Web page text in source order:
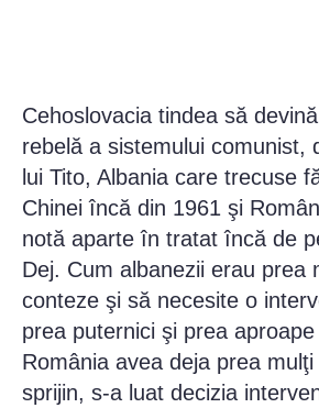
Cehoslovacia tindea să
rebelă a sistemului comunist,
lui Tito, Albania care trecuse
Chinei încă din 1961 şi
notă aparte în tratat încă de
Dej. Cum albanezii erau prea
conteze şi să necesite o
prea puternici şi prea
România avea deja prea
sprijin, s-a luat decizia